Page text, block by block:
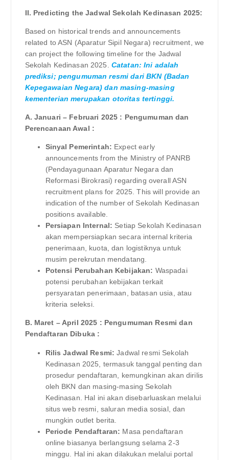
II. Predicting the Jadwal Sekolah Kedinasan 2025:
Based on historical trends and announcements
related to ASN (Aparatur Sipil Negara) recruitment, we
can project the following timeline for the Jadwal
Sekolah Kedinasan 2025. Catatan: Ini adalah
prediksi; pengumuman resmi dari BKN (Badan
Kepegawaian Negara) dan masing-masing
kementerian merupakan otoritas tertinggi.
A. Januari – Februari 2025 : Pengumuman dan
Perencanaan Awal :
Sinyal Pemerintah: Expect early
announcements from the Ministry of PANRB
(Pendayagunaan Aparatur Negara dan
Reformasi Birokrasi) regarding overall ASN
recruitment plans for 2025. This will provide an
indication of the number of Sekolah Kedinasan
positions available.
Persiapan Internal: Setiap Sekolah Kedinasan
akan mempersiapkan secara internal kriteria
penerimaan, kuota, dan logistiknya untuk
musim perekrutan mendatang.
Potensi Perubahan Kebijakan: Waspadai
potensi perubahan kebijakan terkait
persyaratan penerimaan, batasan usia, atau
kriteria seleksi.
B. Maret – April 2025 : Pengumuman Resmi dan
Pendaftaran Dibuka :
Rilis Jadwal Resmi: Jadwal resmi Sekolah
Kedinasan 2025, termasuk tanggal penting dan
prosedur pendaftaran, kemungkinan akan dirilis
oleh BKN dan masing-masing Sekolah
Kedinasan. Hal ini akan disebarluaskan melalui
situs web resmi, saluran media sosial, dan
mungkin outlet berita.
Periode Pendaftaran: Masa pendaftaran
online biasanya berlangsung selama 2-3
minggu. Hal ini akan dilakukan melalui portal